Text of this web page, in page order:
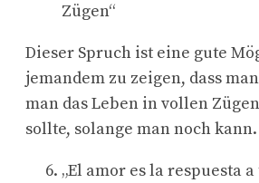
Zügen“
Dieser Spruch ist eine gute
jemandem zu zeigen, dass
man das Leben in vollen
sollte, solange man noch kann.
„El amor es la respuesta a